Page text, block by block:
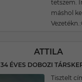
tetszem.
máshol
ATTILA
34 ÉVES DOBOZI
Tisztelt